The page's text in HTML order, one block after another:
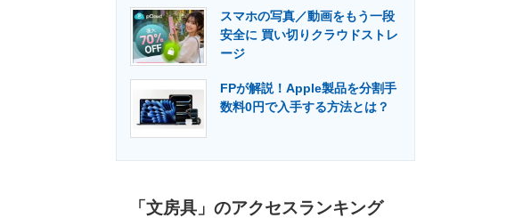
スマホの写真／動画をもう一段
安全に 買い切りクラウドストレ
ージ
FPが解説！Apple製品を分割手
数料0円で入手する方法とは？
「文房具」のアクセスランキング